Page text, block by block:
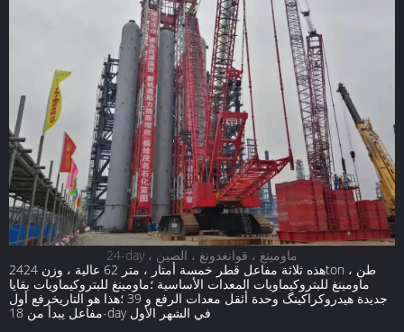
24-day ، ماومينغ ، قوانغدونغ ، الصين
هذه ثلاثة مفاعل قطر خمسة أمتار ، متر 62 عالية ، وزن 2424ton طن ،
ماومينغ للبتروكيماويات المعدات الأساسية ؛ماومينغ للبتروكيماويات بقايا
جديدة هيدروكراكينگ وحدة أثقل معدات الرفع و 39 ؛هذا هو التاريخرفع أول
مفاعل يبدأ من 18-day في الشهر الأول